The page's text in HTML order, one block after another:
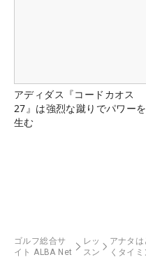
アディダス『コードカオス
27』は強烈な蹴りでパワーを
生む
ゴルフ総合サ
イト ALBA Net
レッ
スン
アナタ
くタイ